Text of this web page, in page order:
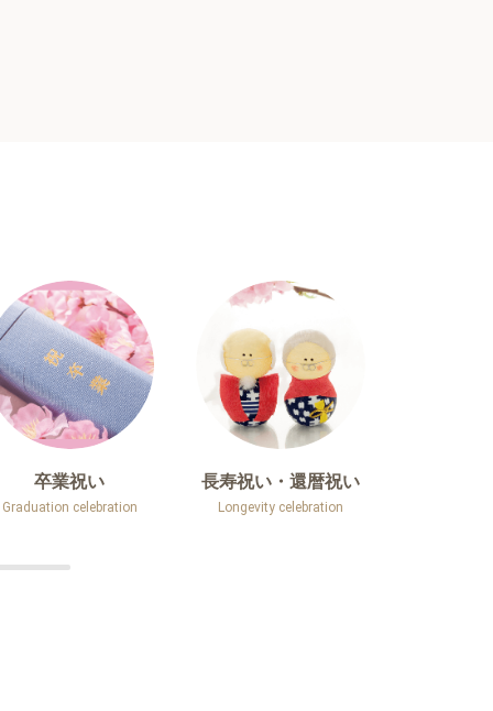
卒業祝い
Graduation celebration
長寿祝い・還暦祝い
Longevity celebration